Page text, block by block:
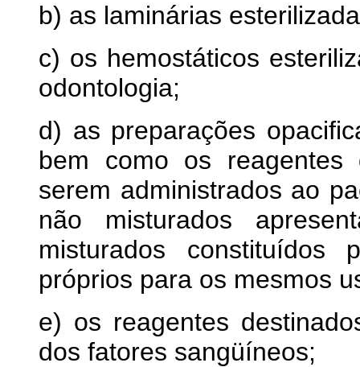
b) as laminárias
c) os hemostáticos
odontologia;
d) as preparações
bem como os reagentes
serem administrados ao
não misturados
misturados
próprios para os mesmos
e) os reagentes
dos fatores sangüíneos;